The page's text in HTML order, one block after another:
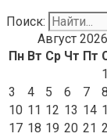
Поиск:
Август 2026
Пн Вт Ср Чт Пт
1
3
4 5 6 7 8
10 11 12 13 14
17 18 19 20 21